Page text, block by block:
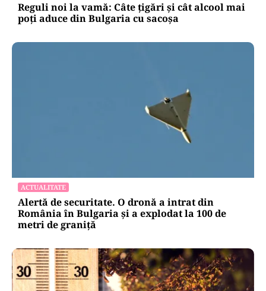
Reguli noi la vamă: Câte țigări și cât alcool mai
poți aduce din Bulgaria cu sacoșa
ACTUALITATE
Alertă de securitate. O dronă a intrat din
România în Bulgaria şi a explodat la 100 de
metri de graniţă